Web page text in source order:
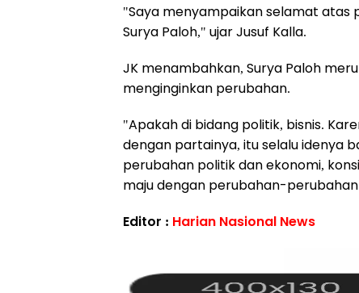
"Saya menyampaikan selamat atas
Surya Paloh," ujar Jusuf Kalla.
JK menambahkan, Surya Paloh
menginginkan perubahan.
"Apakah di bidang politik, bisnis.
dengan partainya, itu selalu idenya
perubahan politik dan ekonomi,
maju dengan perubahan-
Editor : Harian Nasional News